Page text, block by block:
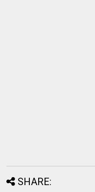
SHARE: